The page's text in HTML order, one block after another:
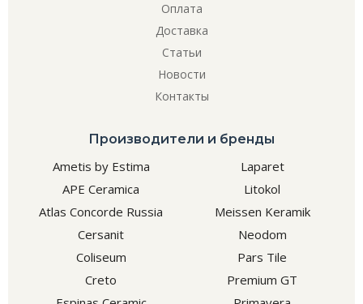
Оплата
Доставка
Статьи
Новости
Контакты
Производители и бренды
Ametis by Estima
APE Ceramica
Atlas Concorde Russia
Cersanit
Coliseum
Creto
Laparet
Litokol
Meissen Keramik
Neodom
Pars Tile
Premium GT